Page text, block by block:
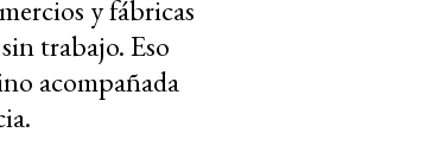
y fábricas
trabajo. Eso
acompañada